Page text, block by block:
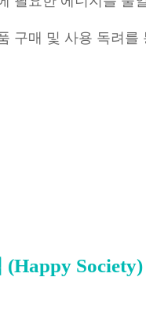
구매 및 사용 독려를
(Happy Society)